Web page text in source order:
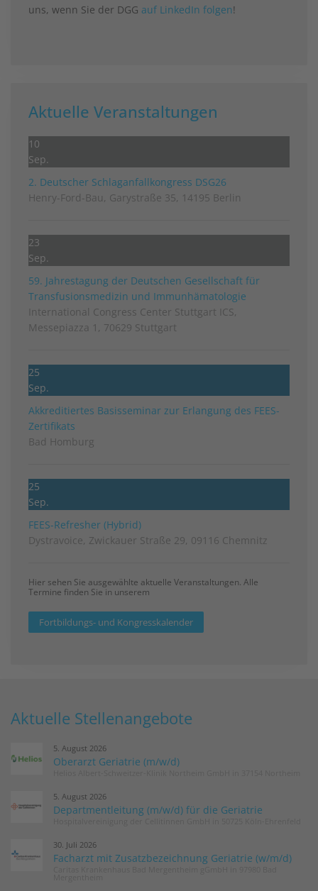
uns, wenn Sie der DGG auf LinkedIn folgen!
Aktuelle Veranstaltungen
10
Sep.
2. Deutscher Schlag­anfall­kongress DSG26
Henry-Ford-Bau, Garystraße 35, 14195 Berlin
23
Sep.
59. Jahrestagung der Deutschen Gesellschaft für
Transfusionsmedizin und Immunhämatologie
International Congress Center Stuttgart ICS,
Messepiazza 1, 70629 Stuttgart
25
Sep.
Akkreditiertes Basisseminar zur Erlangung des FEES-
Zertifikats
Bad Homburg
25
Sep.
FEES-Refresher (Hybrid)
Dystravoice, Zwickauer Straße 29, 09116 Chemnitz
Hier sehen Sie ausgewählte aktuelle Veranstaltungen. Alle
Termine finden Sie in unserem
Fortbildungs- und Kongresskalender
Aktuelle Stellenangebote
5. August 2026
Oberarzt Geriatrie (m/w/d)
5. August 2026
Departmentleitung (m/w/d) für die Geriatrie
30. Juli 2026
Facharzt mit Zusatzbezeichnung Geriatrie (w/m/d)